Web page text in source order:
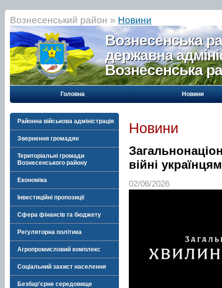
Вознесенський район » Новини
Вознесенська
державна
Вознесенська
Головна Новини
Районна військова адміністрація
Звернення громадян
Територіальні громади
Вознесенського району
Економіка
Інвестиційні пропозиції
Сфера фінансів та бюджету
Регуляторна політика
Агропромисловий комплекс
Соціальний захист населення
Безбар'єрне середовище
Новини
війні
02/06/2026